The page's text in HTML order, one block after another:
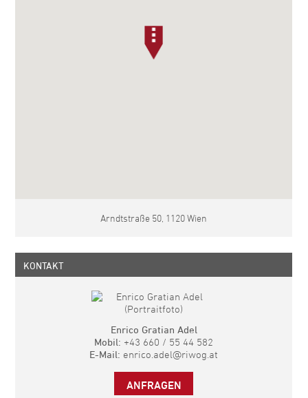
Arndtstraße 50, 1120 Wien
KONTAKT
Enrico Gratian Adel
Mobil: +43 660 / 55 44 582
E-Mail: enrico.adel@riwog.at
ANFRAGEN